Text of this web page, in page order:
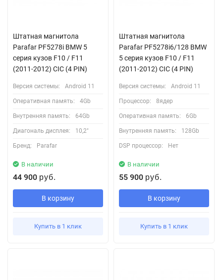
Штатная магнитола
Parafar PF5278i BMW 5
серия кузов F10 / F11
(2011-2012) CIC (4 PIN)
Версия системы: Android 11
Оперативная память: 4Gb
Внутренняя память: 64Gb
Диагональ дисплея: 10,2"
Бренд: Parafar
В наличии
44 900 руб.
В корзину
Купить в 1 клик
Штатная магнитола
Parafar PF5278i6/128 BMW
5 серия кузов F10 / F11
(2011-2012) CIC (4 PIN)
Версия системы: Android 11
Процессор: 8ядер
Оперативная память: 6Gb
Внутренняя память: 128Gb
DSP процессор: Нет
В наличии
55 900 руб.
В корзину
Купить в 1 клик